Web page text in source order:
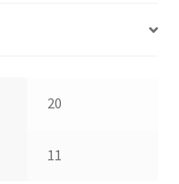
20
11